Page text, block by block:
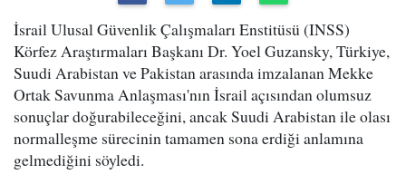
İsrail Ulusal Güvenlik Çalışmaları Enstitüsü (INSS)
Körfez Araştırmaları Başkanı Dr. Yoel Guzansky, Türkiye,
Suudi Arabistan ve Pakistan arasında imzalanan Mekke
Ortak Savunma Anlaşması'nın İsrail açısından olumsuz
sonuçlar doğurabileceğini, ancak Suudi Arabistan ile olası
normalleşme sürecinin tamamen sona erdiği anlamına
gelmediğini söyledi.